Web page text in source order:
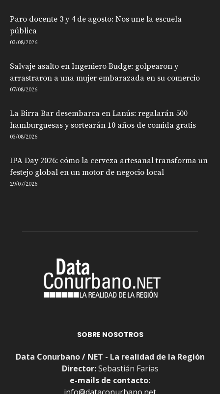
Paro docente 3 y 4 de agosto: Nos une la escuela
pública
03/08/2026
Salvaje asalto en Ingeniero Budge: golpearon y
arrastraron a una mujer embarazada en su comercio
07/08/2026
La Birra Bar desembarca en Lanús: regalarán 500
hamburguesas y sortearán 10 años de comida gratis
03/08/2026
IPA Day 2026: cómo la cerveza artesanal transforma un
festejo global en un motor de negocio local
29/07/2026
SOBRE NOSOTROS
Data Conurbano / NET - La realidad de la Región
Director:Sebastián Farias
e-mails de contacto: